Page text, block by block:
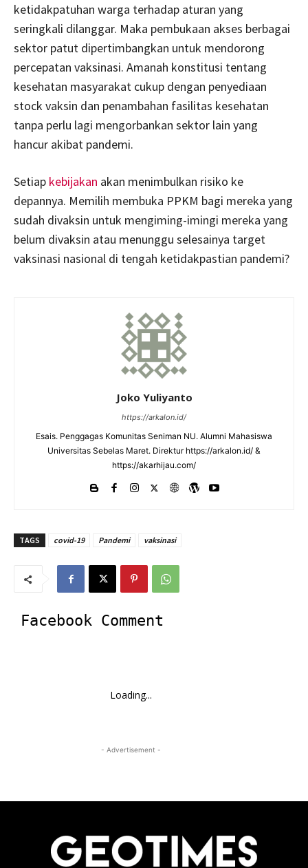
ketidakpatuhan warga terhadap aturan yang
seringkali dilanggar. Maka pembukaan akses berbagai
sektor patut dipertimbangkan untuk mendorong
percepatan vaksinasi. Amanah konstitusi tentang
kesehatan masyarakat cukup dengan penyediaan
stock vaksin dan penambahan fasilitas kesehatan
tanpa perlu lagi mengorbankan sektor lain yang
hancur akibat pandemi.
Setiap kebijakan akan menimbulkan risiko ke
depannya. Memilih membuka PPKM bagi mereka yang
sudah divaksin untuk mengiming-imingi mereka yang
belum divaksin atau menunggu selesainya target
vaksinasi nasional di tengah ketidakpastian pandemi?
Joko Yuliyanto
https://arkalon.id/
Esais. Penggagas Komunitas Seniman NU. Alumni Mahasiswa
Universitas Sebelas Maret. Direktur https://arkalon.id/ &
https://akarhijau.com/
TAGS covid-19 Pandemi vaksinasi
Facebook Comment
Loading...
- Advertisement -